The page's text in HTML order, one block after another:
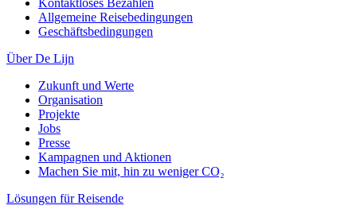
Kontaktloses Bezahlen
Allgemeine Reisebedingungen
Geschäftsbedingungen
Über De Lijn
Zukunft und Werte
Organisation
Projekte
Jobs
Presse
Kampagnen und Aktionen
Machen Sie mit, hin zu weniger CO₂
Lösungen für Reisende